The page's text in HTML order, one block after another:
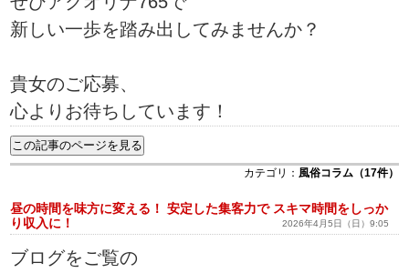
新しい一歩を踏み出してみませんか？
貴女のご応募、
心よりお待ちしています！
カテゴリ： 風俗コラム（17件）
昼の時間を味方に変える！ 安定した集客力で スキマ時間をしっか
り収入に！
2026年4月5日（日）9:05
ブログをご覧の